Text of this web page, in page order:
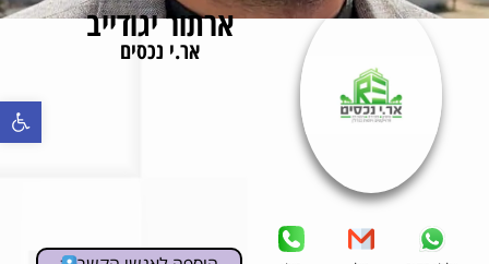
ארתור יגודייב
אר.י נכסים
פתח